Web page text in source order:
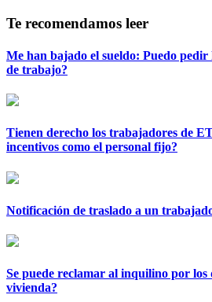
Te recomendamos leer
Me han bajado el sueldo: Puedo
de trabajo?
Tienen derecho los trabajadores de
incentivos como el personal fijo?
Notificación de traslado a un
Se puede reclamar al inquilino por los
vivienda?